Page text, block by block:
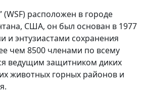
(WSF) расположен в городе
США, он был основан в 1977
и энтузиастами сохранения
чем 8500 членами по всему
ведущим защитником диких
животных горных районов и